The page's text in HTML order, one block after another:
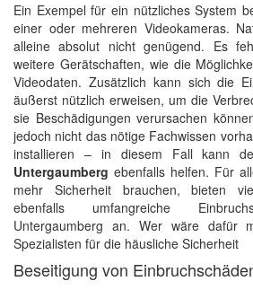
Ein Exempel für ein nützliches System
einer oder mehreren Videokameras.
alleine absolut nicht genügend. Es
weitere Gerätschaften, wie die
Videodaten. Zusätzlich kann sich die
äußerst nützlich erweisen, um die
sie Beschädigungen verursachen
jedoch nicht das nötige Fachwissen
installieren – in diesem Fall kann
Untergaumberg ebenfalls helfen. Für
mehr Sicherheit brauchen, bieten
ebenfalls umfangreiche
Untergaumberg an. Wer wäre dafür
Spezialisten für die häusliche Sicherheit
Beseitigung von